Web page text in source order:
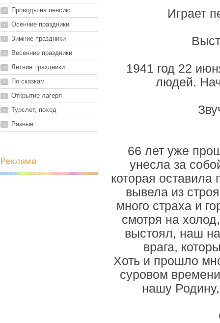
Проводы на пенсию
Осенние праздники
Зимние праздники
Весенние праздники
Летние праздники
По сказкам
Открытие лагеря
Турслет, поход
Разные
Реклама
Играет
1941 год 22
людей.
66 лет уже
унесла за
которая оставила
вывела из
много страха и
смотря на
выстоял, наш
врага,
Хоть и прошло
суровом
нашу